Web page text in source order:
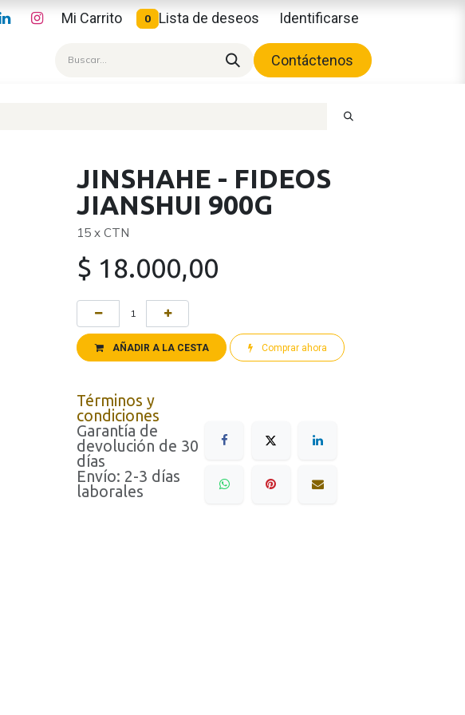
Mi Carrito 0 Lista de deseos Identificarse
Contáctenos
JINSHAHE - FIDEOS
JIANSHUI 900G
15 x CTN
$ 18.000,00
AÑADIR A LA CESTA Comprar ahora
Términos y
condiciones
Garantía de
devolución de 30
días
Envío: 2-3 días
laborales